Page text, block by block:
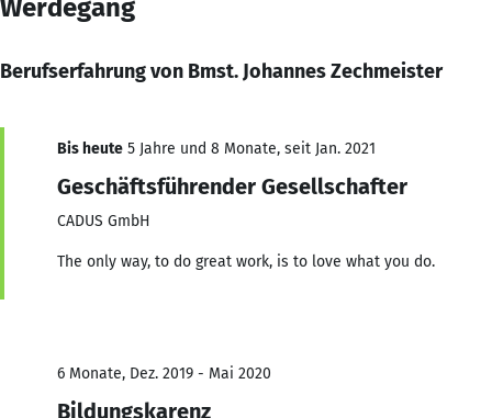
Werdegang
Berufserfahrung von Bmst. Johannes Zechmeister
Bis heute 5 Jahre und 8 Monate, seit Jan. 2021
Geschäftsführender Gesellschafter
CADUS GmbH
The only way, to do great work, is to love what you do.
6 Monate, Dez. 2019 - Mai 2020
Bildungskarenz